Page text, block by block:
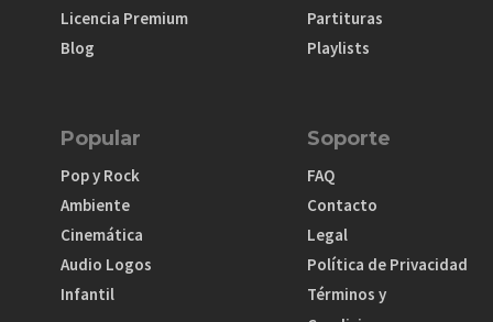
Licencia Premium
Blog
Partituras
Playlists
Popular
Pop y Rock
Ambiente
Cinemática
Audio Logos
Infantil
Soporte
FAQ
Contacto
Legal
Política de Privacidad
Términos y